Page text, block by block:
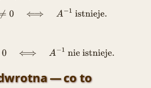
detA ⟺A− istnieje.
A ⟺A nie istnieje.
— co to